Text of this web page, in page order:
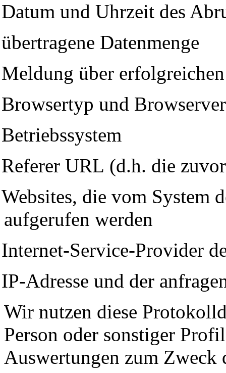
Datum und Uhrzeit des
übertragene Datenmenge
Meldung über
Browsertyp und
Betriebssystem
Referer URL (d.h. die
Websites, die vom System
aufgerufen werden
Internet-Service-Provider
IP-Adresse und der
Wir nutzen diese
Person oder sonstiger
Auswertungen zum Zweck